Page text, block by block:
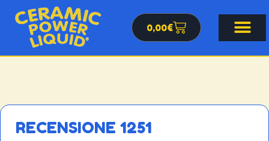
0,00€
RECENSIONE 1251